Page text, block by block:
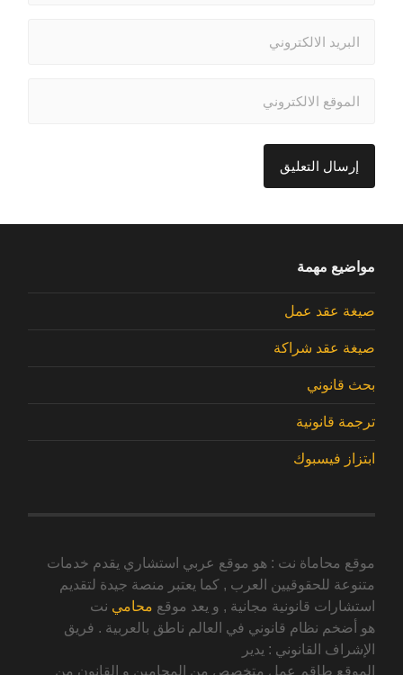
مواضيع مهمة
صيغة عقد عمل
صيغة عقد شراكة
بحث قانوني
ترجمة قانونية
ابتزاز فيسبوك
موقع محاماة نت : هو موقع عربي استشاري يقدم خدمات
متنوعة للحقوقيين العرب , كما يعتبر منصة جيدة لتقديم
استشارات قانونية مجانية , و يعد موقع محامي نت
هو أضخم نظام قانوني في العالم ناطق بالعربية . فريق
الإشراف القانوني : يدير
الموقع طاقم عمل متخصص من المحامين و القانون من